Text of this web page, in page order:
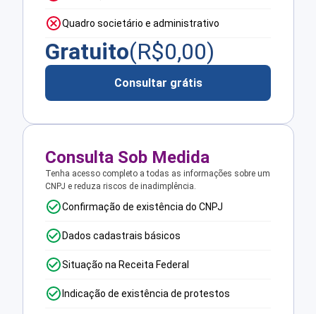
Quadro societário e administrativo
Gratuito(R$0,00)
Consultar grátis
Consulta Sob Medida
Tenha acesso completo a todas as informações sobre um
CNPJ e reduza riscos de inadimplência.
Confirmação de existência do CNPJ
Dados cadastrais básicos
Situação na Receita Federal
Indicação de existência de protestos